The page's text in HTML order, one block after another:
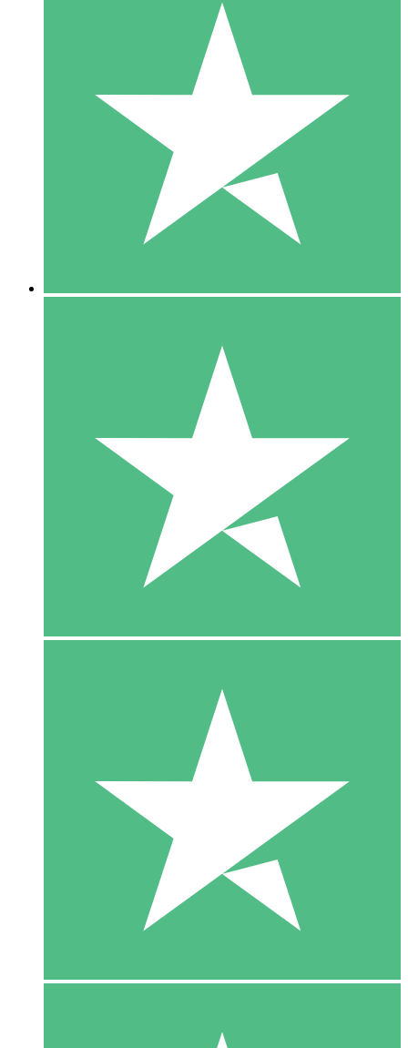
Paquetes de Créditos Individuales
Paga según el uso con créditos de descarga. Sin compromiso
10 00
10 Descargas
20 00